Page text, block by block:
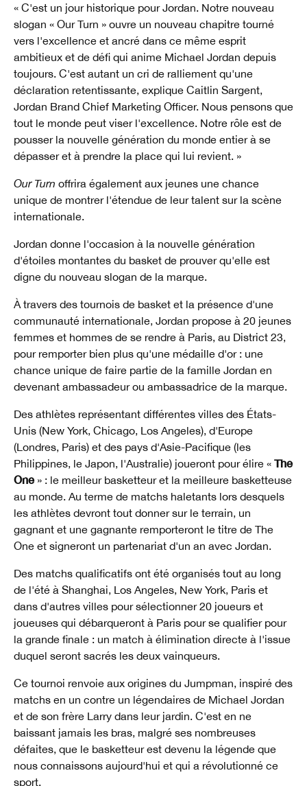
« C'est un jour historique pour Jordan. Notre nouveau
slogan « Our Turn » ouvre un nouveau chapitre tourné
vers l'excellence et ancré dans ce même esprit
ambitieux et de défi qui anime Michael Jordan depuis
toujours. C'est autant un cri de ralliement qu'une
déclaration retentissante, explique Caitlin Sargent,
Jordan Brand Chief Marketing Officer. Nous pensons que
tout le monde peut viser l'excellence. Notre rôle est de
pousser la nouvelle génération du monde entier à se
dépasser et à prendre la place qui lui revient. »
Our Turn offrira également aux jeunes une chance
unique de montrer l'étendue de leur talent sur la scène
internationale.
Jordan donne l'occasion à la nouvelle génération
d'étoiles montantes du basket de prouver qu'elle est
digne du nouveau slogan de la marque.
À travers des tournois de basket et la présence d'une
communauté internationale, Jordan propose à 20 jeunes
femmes et hommes de se rendre à Paris, au District 23,
pour remporter bien plus qu'une médaille d'or : une
chance unique de faire partie de la famille Jordan en
devenant ambassadeur ou ambassadrice de la marque.
Des athlètes représentant différentes villes des États-
Unis (New York, Chicago, Los Angeles), d'Europe
(Londres, Paris) et des pays d'Asie-Pacifique (les
Philippines, le Japon, l'Australie) joueront pour élire « The
One» : le meilleur basketteur et la meilleure basketteuse
au monde. Au terme de matchs haletants lors desquels
les athlètes devront tout donner sur le terrain, un
gagnant et une gagnante remporteront le titre de The
One et signeront un partenariat d'un an avec Jordan.
Des matchs qualificatifs ont été organisés tout au long
de l'été à Shanghai, Los Angeles, New York, Paris et
dans d'autres villes pour sélectionner 20 joueurs et
joueuses qui débarqueront à Paris pour se qualifier pour
la grande finale : un match à élimination directe à l'issue
duquel seront sacrés les deux vainqueurs.
Ce tournoi renvoie aux origines du Jumpman, inspiré des
matchs en un contre un légendaires de Michael Jordan
et de son frère Larry dans leur jardin. C'est en ne
baissant jamais les bras, malgré ses nombreuses
défaites, que le basketteur est devenu la légende que
nous connaissons aujourd'hui et qui a révolutionné ce
sport.